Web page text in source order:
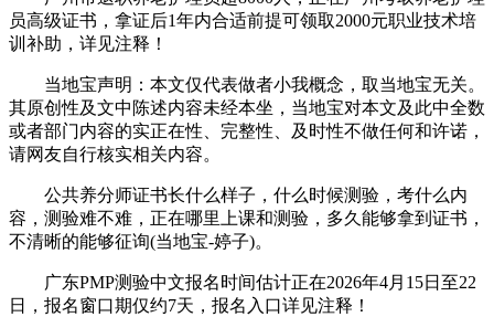
员高级证书，拿证后1年内合适前提可领取2000元职业技术培
训补助，详见注释！
当地宝声明：本文仅代表做者小我概念，取当地宝无关。
其原创性及文中陈述内容未经本坐，当地宝对本文及此中全数
或者部门内容的实正在性、完整性、及时性不做任何和许诺，
请网友自行核实相关内容。
公共养分师证书长什么样子，什么时候测验，考什么内
容，测验难不难，正在哪里上课和测验，多久能够拿到证书，
不清晰的能够征询(当地宝-婷子)。
广东PMP测验中文报名时间估计正在2026年4月15日至22
日，报名窗口期仅约7天，报名入口详见注释！